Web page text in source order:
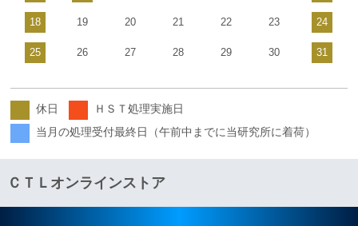
18 19 20 21 22 23 24
25 26 27 28 29 30 31
休日
ＨＳＴ処理実施日
当月の処理受付最終日（午前中までに当研究所に着荷）
ＣＴＬオンラインストア